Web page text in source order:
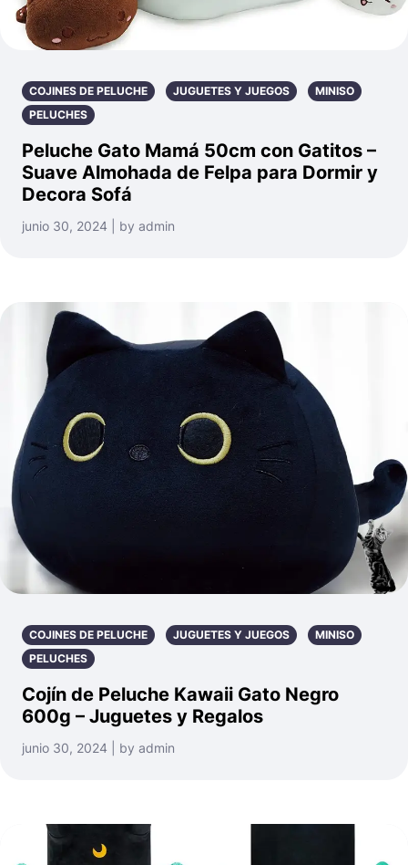
COJINES DE PELUCHE JUGUETES Y JUEGOS
MINISO
PELUCHES
Peluche Gato Mamá 50cm con Gatitos –
Suave Almohada de Felpa para Dormir y
Decora Sofá
junio 30, 2024 | by admin
COJINES DE PELUCHE JUGUETES Y JUEGOS
MINISO
PELUCHES
Cojín de Peluche Kawaii Gato Negro
600g – Juguetes y Regalos
junio 30, 2024 | by admin